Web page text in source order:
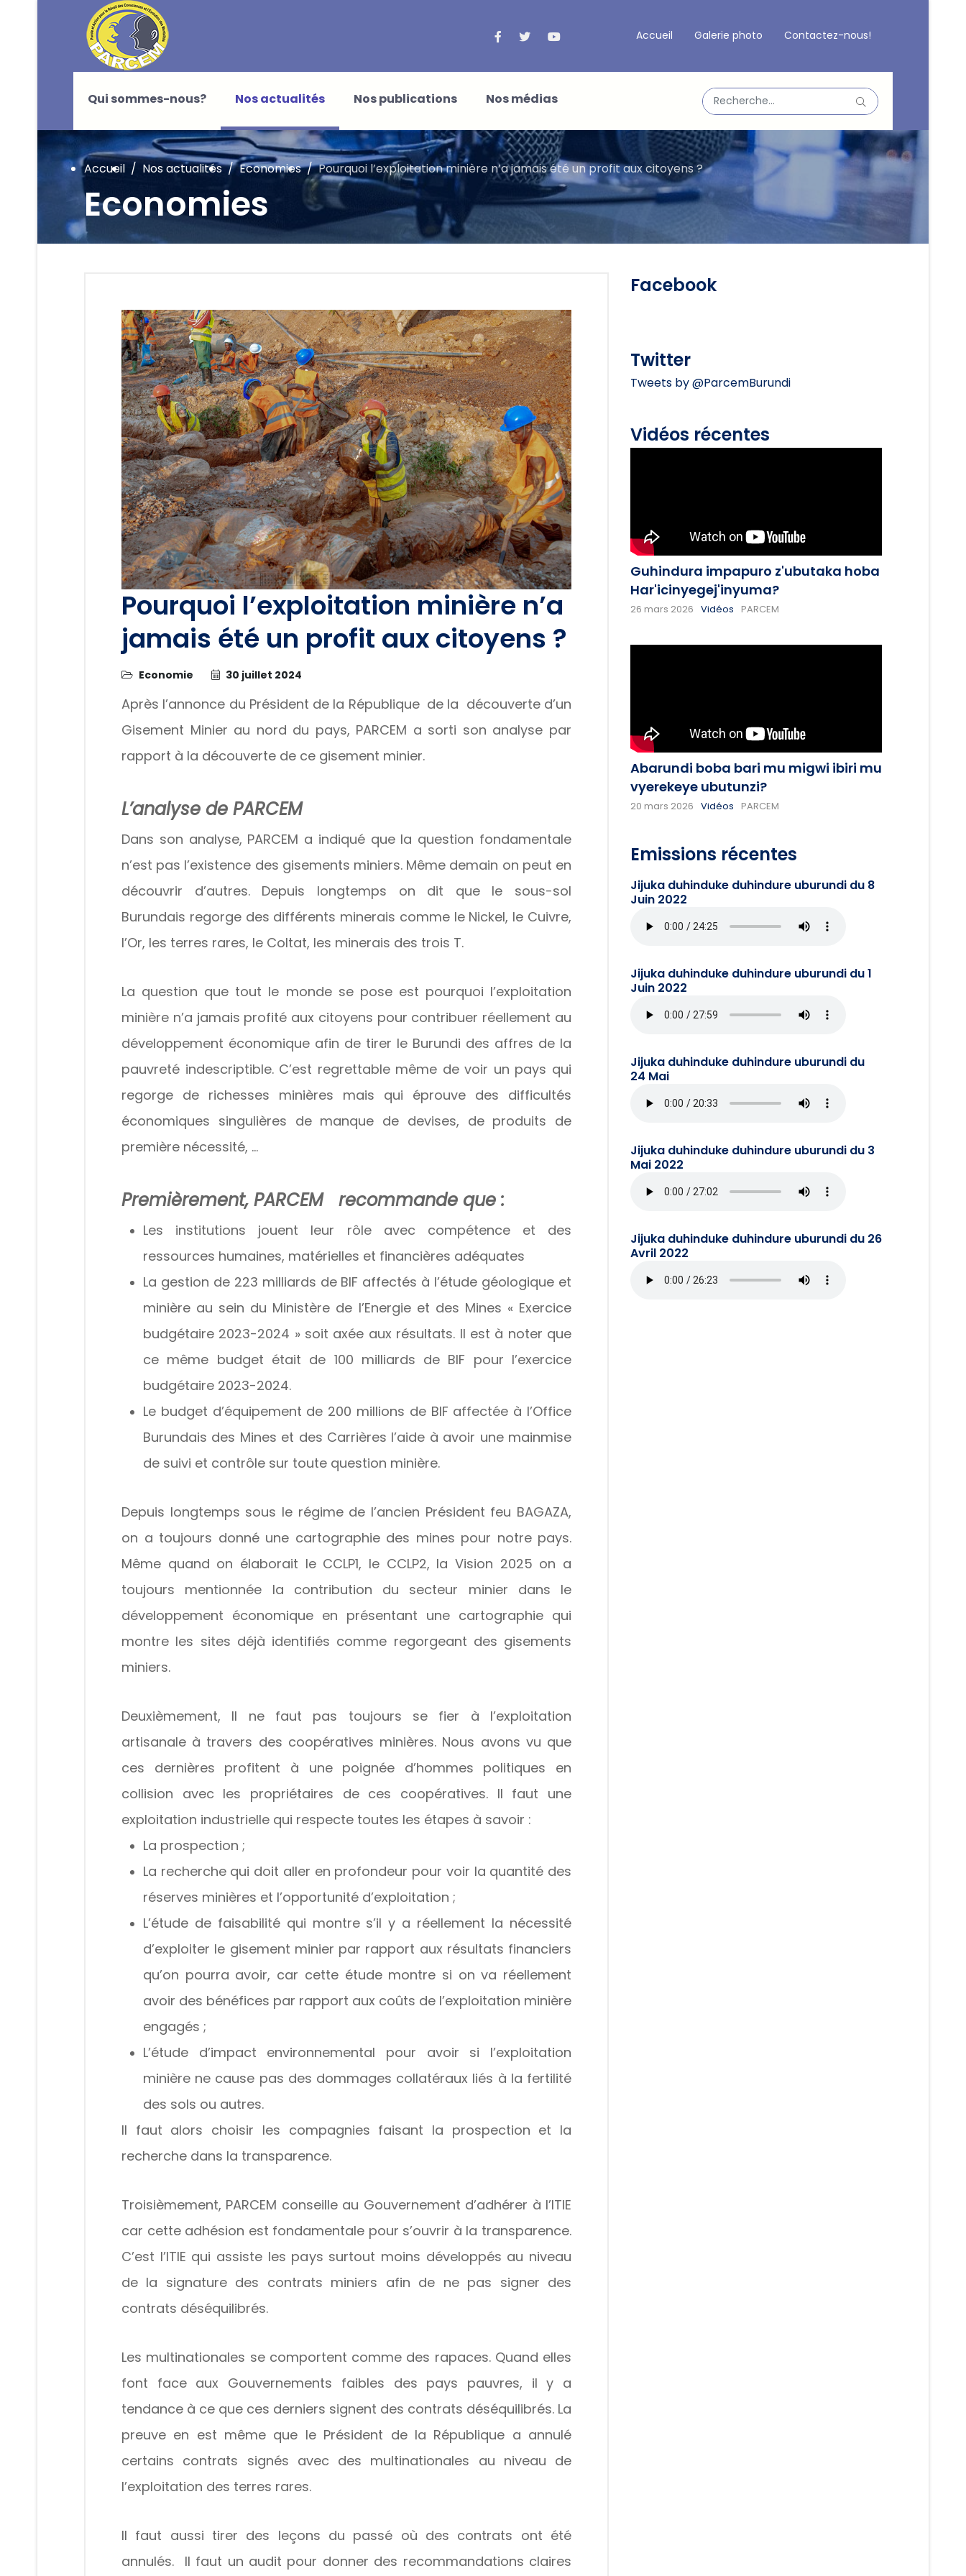
Accueil Galerie photo Contactez-nous!
Qui sommes-nous? Nos actualités Nos publications Nos médias
Valider
Economies
Accueil Nos actualités Economies Pourquoi l’exploitation minière n’a jamais été un profit aux citoyens ?
Pourquoi l’exploitation minière n’a
jamais été un profit aux citoyens ?
Economie 30 juillet 2024
Après l’annonce du Président de la République de la découverte d’un
Gisement Minier au nord du pays, PARCEM a sorti son analyse par
rapport à la découverte de ce gisement minier.
L’analyse de PARCEM
Dans son analyse, PARCEM a indiqué que la question fondamentale
n’est pas l’existence des gisements miniers. Même demain on peut en
découvrir d’autres. Depuis longtemps on dit que le sous-sol
Burundais regorge des différents minerais comme le Nickel, le Cuivre,
l’Or, les terres rares, le Coltat, les minerais des trois T.
La question que tout le monde se pose est pourquoi l’exploitation
minière n’a jamais profité aux citoyens pour contribuer réellement au
développement économique afin de tirer le Burundi des affres de la
pauvreté indescriptible. C’est regrettable même de voir un pays qui
regorge de richesses minières mais qui éprouve des difficultés
économiques singulières de manque de devises, de produits de
première nécessité, ...
Premièrement, PARCEM recommande que :
Les institutions jouent leur rôle avec compétence et des
ressources humaines, matérielles et financières adéquates
La gestion de 223 milliards de BIF affectés à l’étude géologique et
minière au sein du Ministère de l’Energie et des Mines « Exercice
budgétaire 2023-2024 » soit axée aux résultats. Il est à noter que
ce même budget était de 100 milliards de BIF pour l’exercice
budgétaire 2023-2024.
Le budget d’équipement de 200 millions de BIF affectée à l’Office
Burundais des Mines et des Carrières l’aide à avoir une mainmise
de suivi et contrôle sur toute question minière.
Depuis longtemps sous le régime de l’ancien Président feu BAGAZA,
on a toujours donné une cartographie des mines pour notre pays.
Même quand on élaborait le CCLP1, le CCLP2, la Vision 2025 on a
toujours mentionnée la contribution du secteur minier dans le
développement économique en présentant une cartographie qui
montre les sites déjà identifiés comme regorgeant des gisements
miniers.
Deuxièmement, Il ne faut pas toujours se fier à l’exploitation
artisanale à travers des coopératives minières. Nous avons vu que
ces dernières profitent à une poignée d’hommes politiques en
collision avec les propriétaires de ces coopératives. Il faut une
exploitation industrielle qui respecte toutes les étapes à savoir :
La prospection ;
La recherche qui doit aller en profondeur pour voir la quantité des
réserves minières et l’opportunité d’exploitation ;
L’étude de faisabilité qui montre s’il y a réellement la nécessité
d’exploiter le gisement minier par rapport aux résultats financiers
qu’on pourra avoir, car cette étude montre si on va réellement
avoir des bénéfices par rapport aux coûts de l’exploitation minière
engagés ;
L’étude d’impact environnemental pour avoir si l’exploitation
minière ne cause pas des dommages collatéraux liés à la fertilité
des sols ou autres.
Il faut alors choisir les compagnies faisant la prospection et la
recherche dans la transparence.
Troisièmement, PARCEM conseille au Gouvernement d’adhérer à l’ITIE
car cette adhésion est fondamentale pour s’ouvrir à la transparence.
C’est l’ITIE qui assiste les pays surtout moins développés au niveau
de la signature des contrats miniers afin de ne pas signer des
contrats déséquilibrés.
Les multinationales se comportent comme des rapaces. Quand elles
font face aux Gouvernements faibles des pays pauvres, il y a
tendance à ce que ces derniers signent des contrats déséquilibrés. La
preuve en est même que le Président de la République a annulé
certains contrats signés avec des multinationales au niveau de
l’exploitation des terres rares.
Il faut aussi tirer des leçons du passé où des contrats ont été
annulés. Il faut un audit pour donner des recommandations claires
Facebook
Twitter
Tweets by @ParcemBurundi
Vidéos récentes
Guhindura impapuro z'ubutaka hoba
Har'icinyegej'inyuma?
26 mars 2026 Vidéos PARCEM
Abarundi boba bari mu migwi ibiri mu
vyerekeye ubutunzi?
20 mars 2026 Vidéos PARCEM
Emissions récentes
Jijuka duhinduke duhindure uburundi du 8
Juin 2022
Jijuka duhinduke duhindure uburundi du 1
Juin 2022
Jijuka duhinduke duhindure uburundi du
24 Mai
Jijuka duhinduke duhindure uburundi du 3
Mai 2022
Jijuka duhinduke duhindure uburundi du 26
Avril 2022